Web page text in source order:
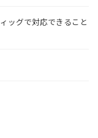
ッグで対応できること